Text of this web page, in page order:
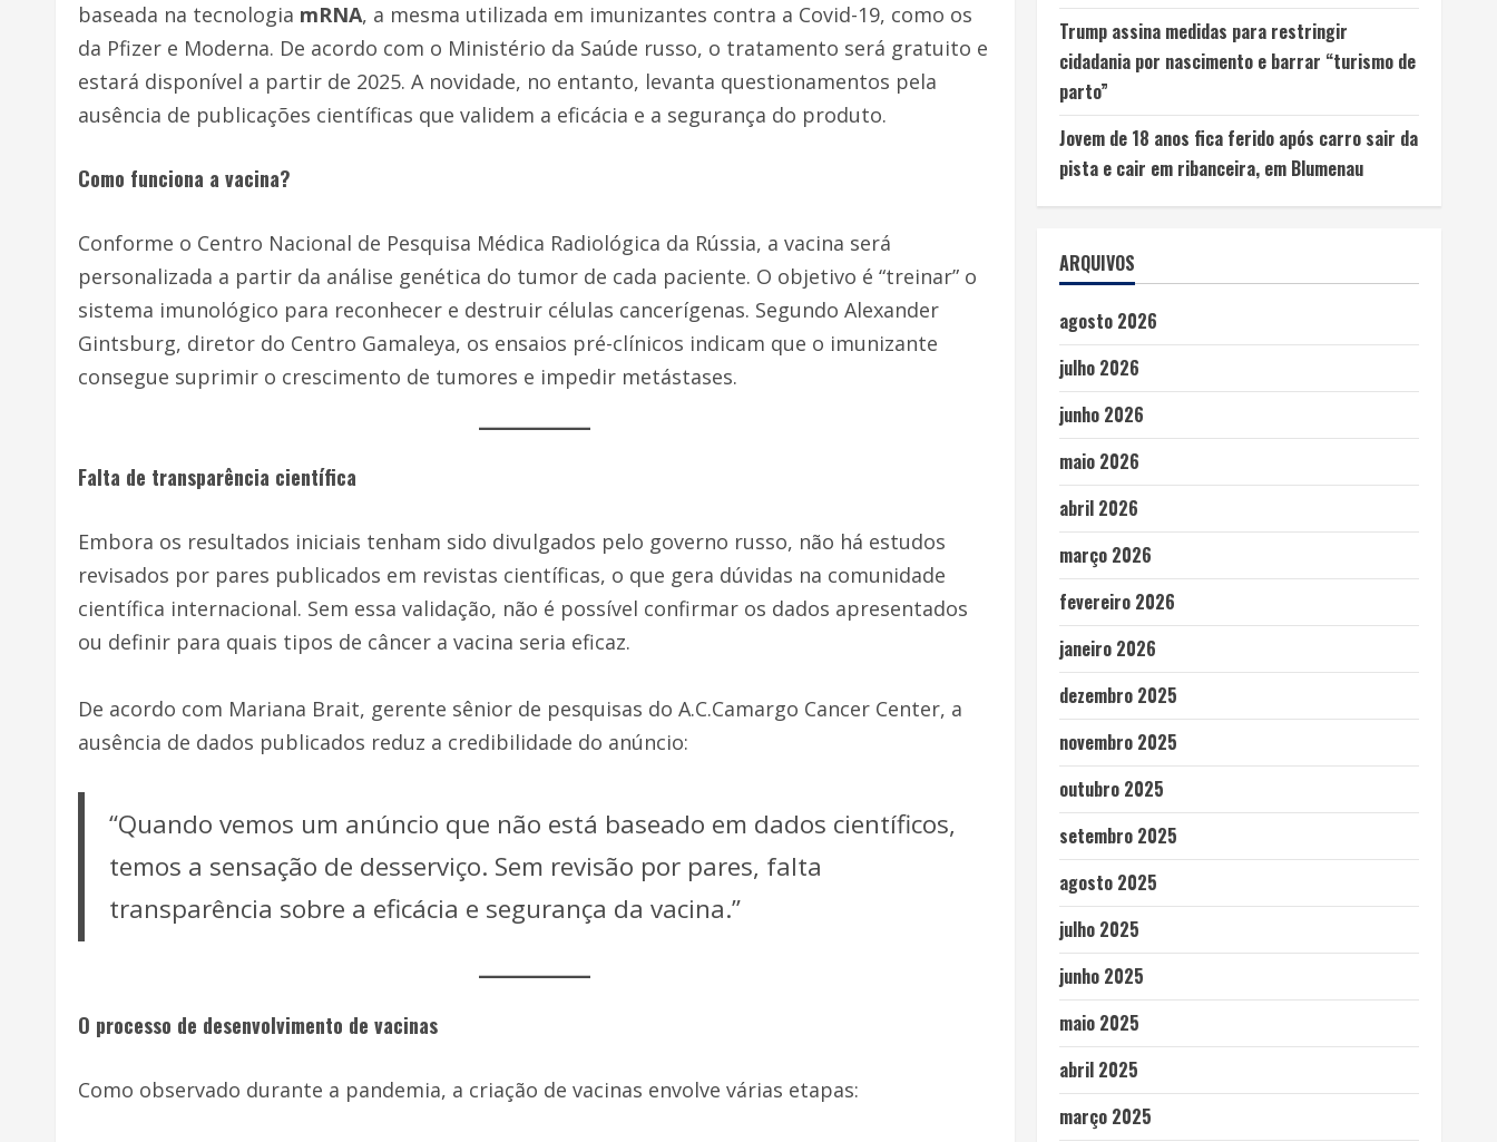
baseada na tecnologia mRNA, a mesma utilizada em imunizantes contra a Covid-19, como os
da Pfizer e Moderna. De acordo com o Ministério da Saúde russo, o tratamento será gratuito e
estará disponível a partir de 2025. A novidade, no entanto, levanta questionamentos pela
ausência de publicações científicas que validem a eficácia e a segurança do produto.
Como funciona a vacina?
Conforme o Centro Nacional de Pesquisa Médica Radiológica da Rússia, a vacina será
personalizada a partir da análise genética do tumor de cada paciente. O objetivo é “treinar” o
sistema imunológico para reconhecer e destruir células cancerígenas. Segundo Alexander
Gintsburg, diretor do Centro Gamaleya, os ensaios pré-clínicos indicam que o imunizante
consegue suprimir o crescimento de tumores e impedir metástases.
Falta de transparência científica
Embora os resultados iniciais tenham sido divulgados pelo governo russo, não há estudos
revisados por pares publicados em revistas científicas, o que gera dúvidas na comunidade
científica internacional. Sem essa validação, não é possível confirmar os dados apresentados
ou definir para quais tipos de câncer a vacina seria eficaz.
De acordo com Mariana Brait, gerente sênior de pesquisas do A.C.Camargo Cancer Center, a
ausência de dados publicados reduz a credibilidade do anúncio:
“Quando vemos um anúncio que não está baseado em dados científicos,
temos a sensação de desserviço. Sem revisão por pares, falta
transparência sobre a eficácia e segurança da vacina.”
O processo de desenvolvimento de vacinas
Como observado durante a pandemia, a criação de vacinas envolve várias etapas:
Trump assina medidas para restringir
cidadania por nascimento e barrar “turismo de
parto”
Jovem de 18 anos fica ferido após carro sair da
pista e cair em ribanceira, em Blumenau
ARQUIVOS
agosto 2026
julho 2026
junho 2026
maio 2026
abril 2026
março 2026
fevereiro 2026
janeiro 2026
dezembro 2025
novembro 2025
outubro 2025
setembro 2025
agosto 2025
julho 2025
junho 2025
maio 2025
abril 2025
março 2025